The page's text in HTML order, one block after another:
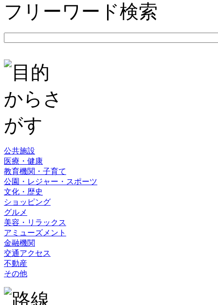
フリーワード検索
公共施設
医療・健康
教育機関・子育て
公園・レジャー・スポーツ
文化・歴史
ショッピング
グルメ
美容・リラックス
アミューズメント
金融機関
交通アクセス
不動産
その他